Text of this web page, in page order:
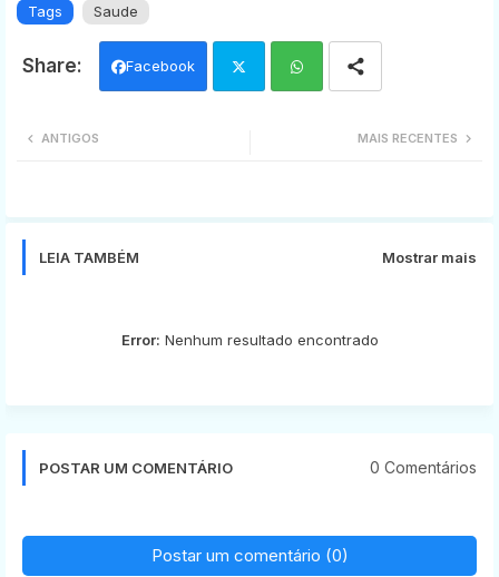
Tags Saude
Facebook
MAIS RECENTES
ANTIGOS
LEIA TAMBÉM Mostrar mais
Error: Nenhum resultado encontrado
POSTAR UM COMENTÁRIO 0 Comentários
Postar um comentário (0)